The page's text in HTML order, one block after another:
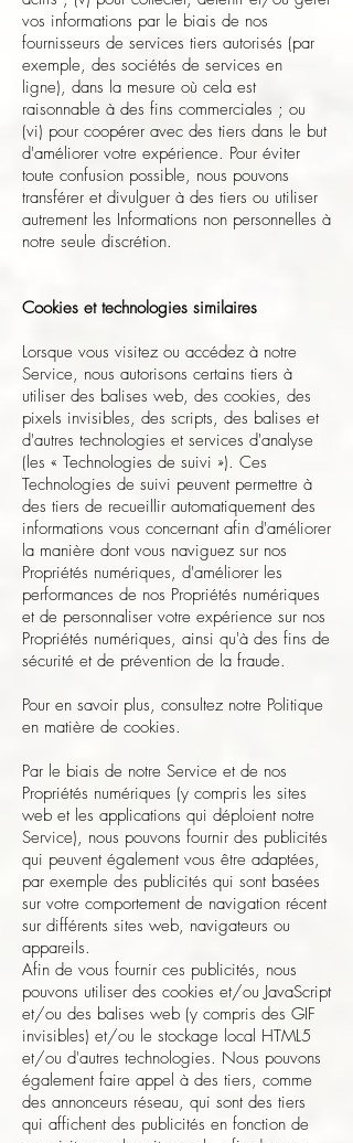
vos informations par le biais de nos
fournisseurs de services tiers autorisés (par
exemple, des sociétés de services en
ligne), dans la mesure où cela est
raisonnable à des fins commerciales ; ou
(vi) pour coopérer avec des tiers dans le but
d'améliorer votre expérience. Pour éviter
toute confusion possible, nous pouvons
transférer et divulguer à des tiers ou utiliser
autrement les Informations non personnelles à
notre seule discrétion.
Cookies et technologies similaires
Lorsque vous visitez ou accédez à notre
Service, nous autorisons certains tiers à
utiliser des balises web, des cookies, des
pixels invisibles, des scripts, des balises et
d'autres technologies et services d'analyse
(les « Technologies de suivi »). Ces
Technologies de suivi peuvent permettre à
des tiers de recueillir automatiquement des
informations vous concernant afin d'améliorer
la manière dont vous naviguez sur nos
Propriétés numériques, d'améliorer les
performances de nos Propriétés numériques
et de personnaliser votre expérience sur nos
Propriétés numériques, ainsi qu'à des fins de
sécurité et de prévention de la fraude.
Pour en savoir plus, consultez notre Politique
en matière de cookies.
Par le biais de notre Service et de nos
Propriétés numériques (y compris les sites
web et les applications qui déploient notre
Service), nous pouvons fournir des publicités
qui peuvent également vous être adaptées,
par exemple des publicités qui sont basées
sur votre comportement de navigation récent
sur différents sites web, navigateurs ou
appareils.
Afin de vous fournir ces publicités, nous
pouvons utiliser des cookies et/ou JavaScript
et/ou des balises web (y compris des GIF
invisibles) et/ou le stockage local HTML5
et/ou d'autres technologies. Nous pouvons
également faire appel à des tiers, comme
des annonceurs réseau, qui sont des tiers
qui affichent des publicités en fonction de